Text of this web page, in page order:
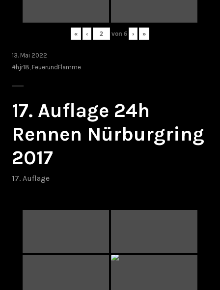
« ‹ von 6 › »
13. Mai 2022
#hjr18 FeuerundFlamme
17. Auflage 24h
Rennen Nürburgring
2017
17. Auflage